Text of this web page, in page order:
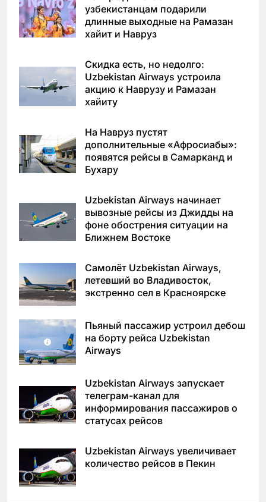
узбекистанцам подарили
длинные выходные на Рамазан
хайит и Навруз
Скидка есть, но недолго:
Uzbekistan Airways устроила
акцию к Наврузу и Рамазан
хайиту
На Навруз пустят
дополнительные «Афросиабы»:
появятся рейсы в Самарканд и
Бухару
Uzbekistan Airways начинает
вывозные рейсы из Джидды на
фоне обострения ситуации на
Ближнем Востоке
Самолёт Uzbekistan Airways,
летевший во Владивосток,
экстренно сел в Красноярске
Пьяный пассажир устроил дебош
на борту рейса Uzbekistan
Airways
Uzbekistan Airways запускает
телеграм-канал для
информирования пассажиров о
статусах рейсов
Uzbekistan Airways увеличивает
количество рейсов в Пекин